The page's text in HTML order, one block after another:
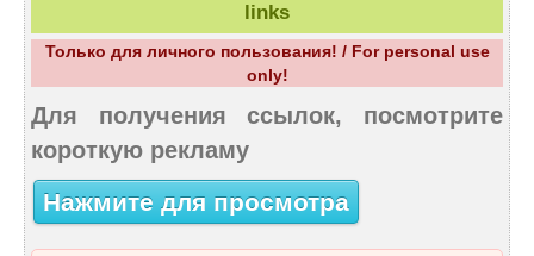
links
Только для личного пользования! / For personal use
only!
Для получения ссылок, посмотрите
короткую рекламу
Нажмите для просмотра